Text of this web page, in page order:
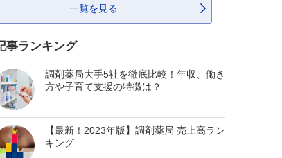
一覧を見る
事ランキング
調剤薬局大手5社を徹底比較！年収、働き
方や子育て支援の特徴は？
【最新！2023年版】調剤薬局 売上高ラン
キング